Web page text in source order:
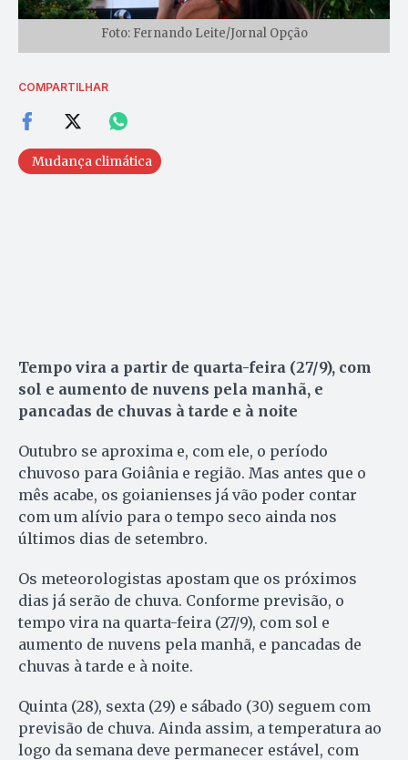
Foto: Fernando Leite/Jornal Opção
COMPARTILHAR
Mudança climática
Tempo vira a partir de quarta-feira (27/9), com
sol e aumento de nuvens pela manhã, e
pancadas de chuvas à tarde e à noite
Outubro se aproxima e, com ele, o período
chuvoso para Goiânia e região. Mas antes que o
mês acabe, os goianienses já vão poder contar
com um alívio para o tempo seco ainda nos
últimos dias de setembro.
Os meteorologistas apostam que os próximos
dias já serão de chuva. Conforme previsão, o
tempo vira na quarta-feira (27/9), com sol e
aumento de nuvens pela manhã, e pancadas de
chuvas à tarde e à noite.
Quinta (28), sexta (29) e sábado (30) seguem com
previsão de chuva. Ainda assim, a temperatura ao
logo da semana deve permanecer estável, com